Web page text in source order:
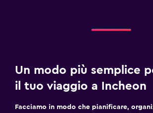
Un modo più semplice
il tuo viaggio a Incheon
Facciamo in modo che pianificare,